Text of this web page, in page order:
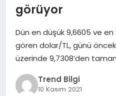
EKONOMI
MAGAZIN
SAĞLIK
SPOR
görüyor
Dün en düşük 9,6605 ve
gören dolar/TL, günü
üzerinde 9,7308’den
Trend Bilgi
10 Kasım 2021